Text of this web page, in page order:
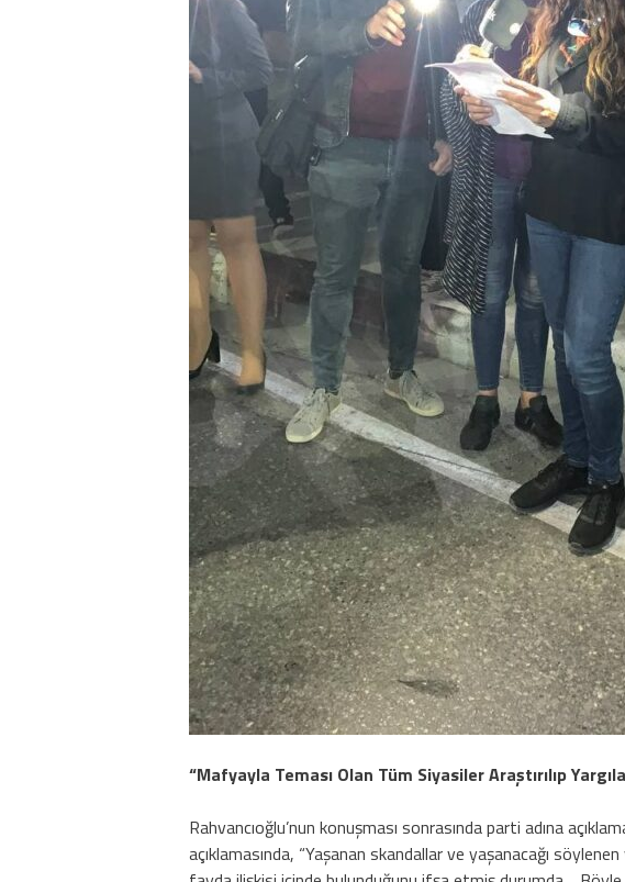
“Mafyayla Teması Olan Tüm Siyasiler Araştırılıp
Rahvancıoğlu’nun konuşması sonrasında parti adına
açıklamasında, “Yaşanan skandallar ve yaşanacağı